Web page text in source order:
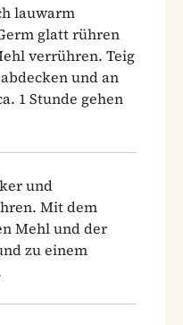
lauwarm
glatt rühren
verrühren. Teig
und an
1 Stunde gehen
und
Mit dem
Mehl und der
zu einem